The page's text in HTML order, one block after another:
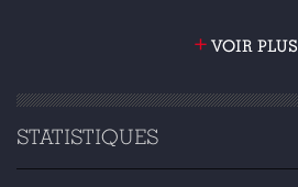
+ VOIR PLUS
STATISTIQUES